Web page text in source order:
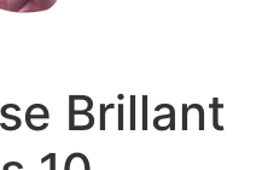
Brillant